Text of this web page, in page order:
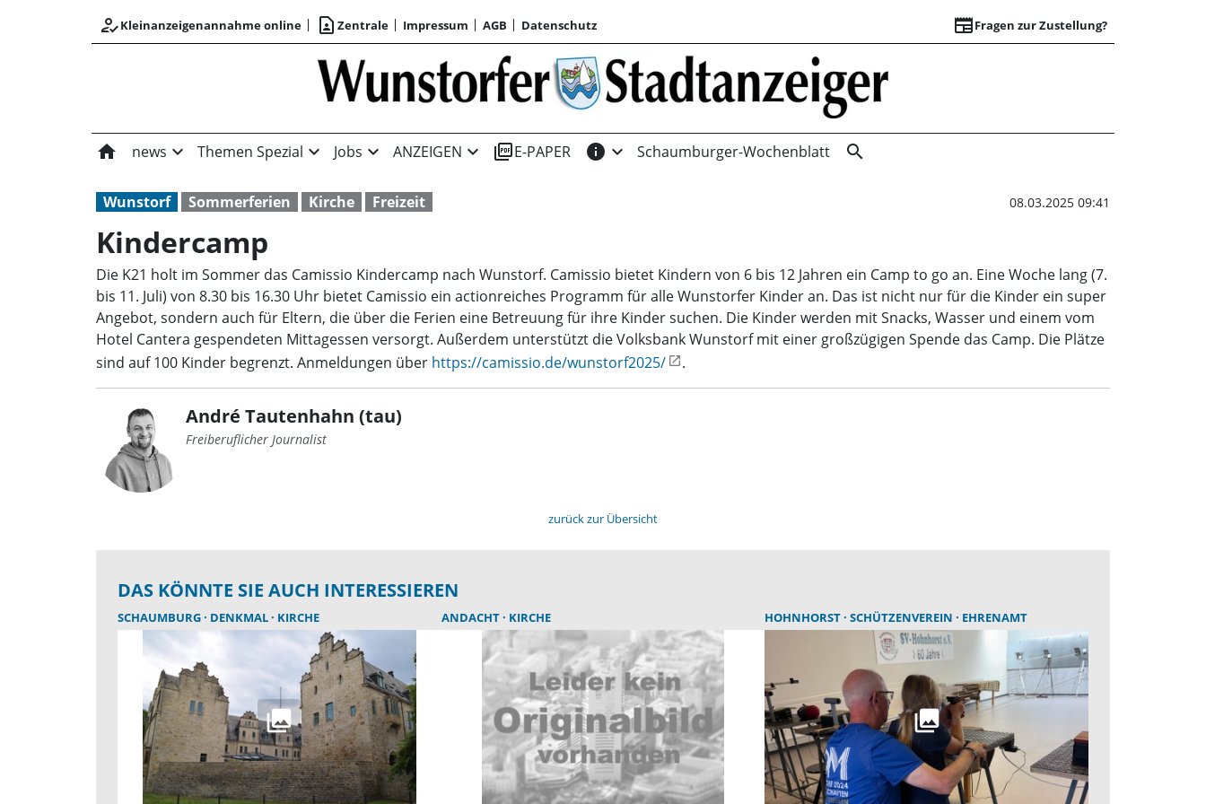
how_to_regKleinanzeigenannahme online contact_page Zentrale Impressum AGB Datenschutz newspaperFragen zur Zustellung?
Kindercamp |
home news expand_more Themen Spezial expand_more Jobs expand_more ANZEIGEN expand_more picture_as_pdfE-PAPER info expand_more Schaumburger-Wochenblatt search
Wunstorf Sommerferien Kirche Freizeit 08.03.2025 09:41
Kindercamp
Die K21 holt im Sommer das Camissio Kindercamp nach Wunstorf. Camissio bietet Kindern von 6 bis 12 Jahren ein Camp to go an. Eine Woche lang (7.
bis 11. Juli) von 8.30 bis 16.30 Uhr bietet Camissio ein actionreiches Programm für alle Wunstorfer Kinder an. Das ist nicht nur für die Kinder ein super
Angebot, sondern auch für Eltern, die über die Ferien eine Betreuung für ihre Kinder suchen. Die Kinder werden mit Snacks, Wasser und einem vom
Hotel Cantera gespendeten Mittagessen versorgt. Außerdem unterstützt die Volksbank Wunstorf mit einer großzügigen Spende das Camp. Die Plätze
sind auf 100 Kinder begrenzt. Anmeldungen über https://camissio.de/wunstorf2025/ .
André Tautenhahn (tau)
Freiberuflicher Journalist
zurück zur Übersicht
DAS KÖNNTE SIE AUCH INTERESSIEREN
SCHAUMBURG DENKMAL KIRCHE ANDACHT KIRCHE HOHNHORST SCHÜTZENVEREIN EHRENAMT